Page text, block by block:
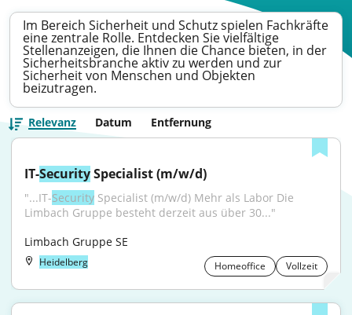
Im Bereich Sicherheit und Schutz spielen Fachkräfte
eine zentrale Rolle. Entdecken Sie vielfältige
Stellenanzeigen, die Ihnen die Chance bieten, in der
Sicherheitsbranche aktiv zu werden und zur
Sicherheit von Menschen und Objekten
beizutragen.
Relevanz Datum Entfernung
IT-Security Specialist (m/w/d)
"...IT-Security Specialist (m/w/d) Mehr als Labor Die
Limbach Gruppe besteht derzeit aus über 30..."
Limbach Gruppe SE
Heidelberg Homeoffice Vollzeit